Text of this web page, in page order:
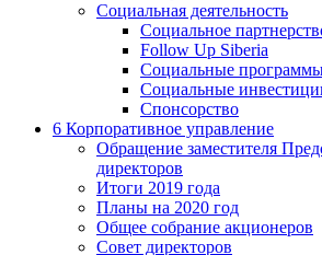
Социальная деятельность
Социальное
Follow Up Siberia
Социальные программы
Социальные
Спонсорство
6 Корпоративное управление
Обращение заместителя
директоров
Итоги 2019 года
Планы на 2020 год
Общее собрание акционеров
Совет директоров